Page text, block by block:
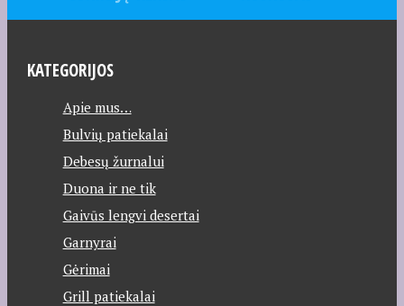
KATEGORIJOS
Apie mus…
Bulvių patiekalai
Debesų žurnalui
Duona ir ne tik
Gaivūs lengvi desertai
Garnyrai
Gėrimai
Grill patiekalai